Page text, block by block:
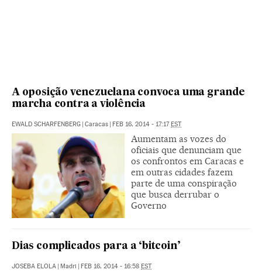
A oposição venezuelana convoca uma grande
marcha contra a violência
EWALD SCHARFENBERG Caracas FEB 16, 2014 - 17:17 EST
Aumentam as vozes do
oficiais que denunciam que
os confrontos em Caracas e
em outras cidades fazem
parte de uma conspiração
que busca derrubar o
Governo
Dias complicados para a ‘bitcoin’
JOSEBA ELOLA Madri FEB 16, 2014 - 16:58 EST